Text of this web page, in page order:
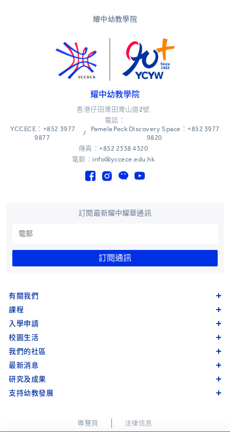
耀中幼教學院
耀中幼教學院
香港仔田灣田灣山道2號
電話：
YCCECE：+852 3977
9877
/
Pamela Peck Discovery Space：+852 3977
9820
傳真：+852 2338 4320
電郵：info@yccece.edu.hk
訂閱最新耀中耀華通訊
訂閱通訊
有關我們
課程
入學申請
校園生活
我們的社區
最新消息
研究及成果
支持幼教發展
導覽頁 法律信息